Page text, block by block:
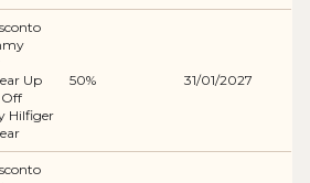
Up
Off
Hilfiger
50% 31/01/2027